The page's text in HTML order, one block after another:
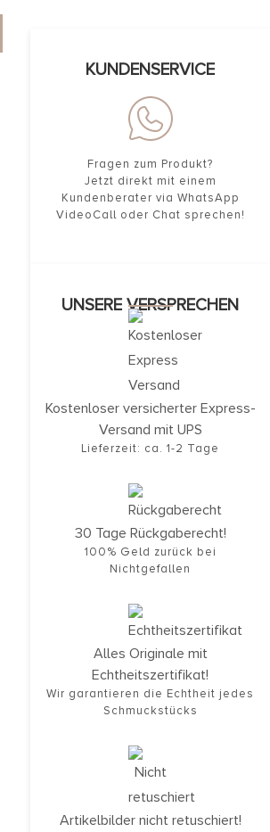
KUNDENSERVICE
Fragen zum Produkt?
Jetzt direkt mit einem
Kundenberater via WhatsApp
VideoCall oder Chat sprechen!
UNSERE VERSPRECHEN
Kostenloser versicherter Express-
Versand mit UPS
Lieferzeit: ca. 1-2 Tage
30 Tage Rückgaberecht!
100% Geld zurück bei
Nichtgefallen
Alles Originale mit
Echtheitszertifikat!
Wir garantieren die Echtheit jedes
Schmuckstücks
Artikelbilder nicht retuschiert!